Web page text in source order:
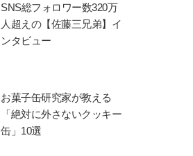
SNS総フォロワー数320万
人超えの【佐藤三兄弟】イ
ンタビュー
お菓子缶研究家が教える
「絶対に外さないクッキー
缶」10選